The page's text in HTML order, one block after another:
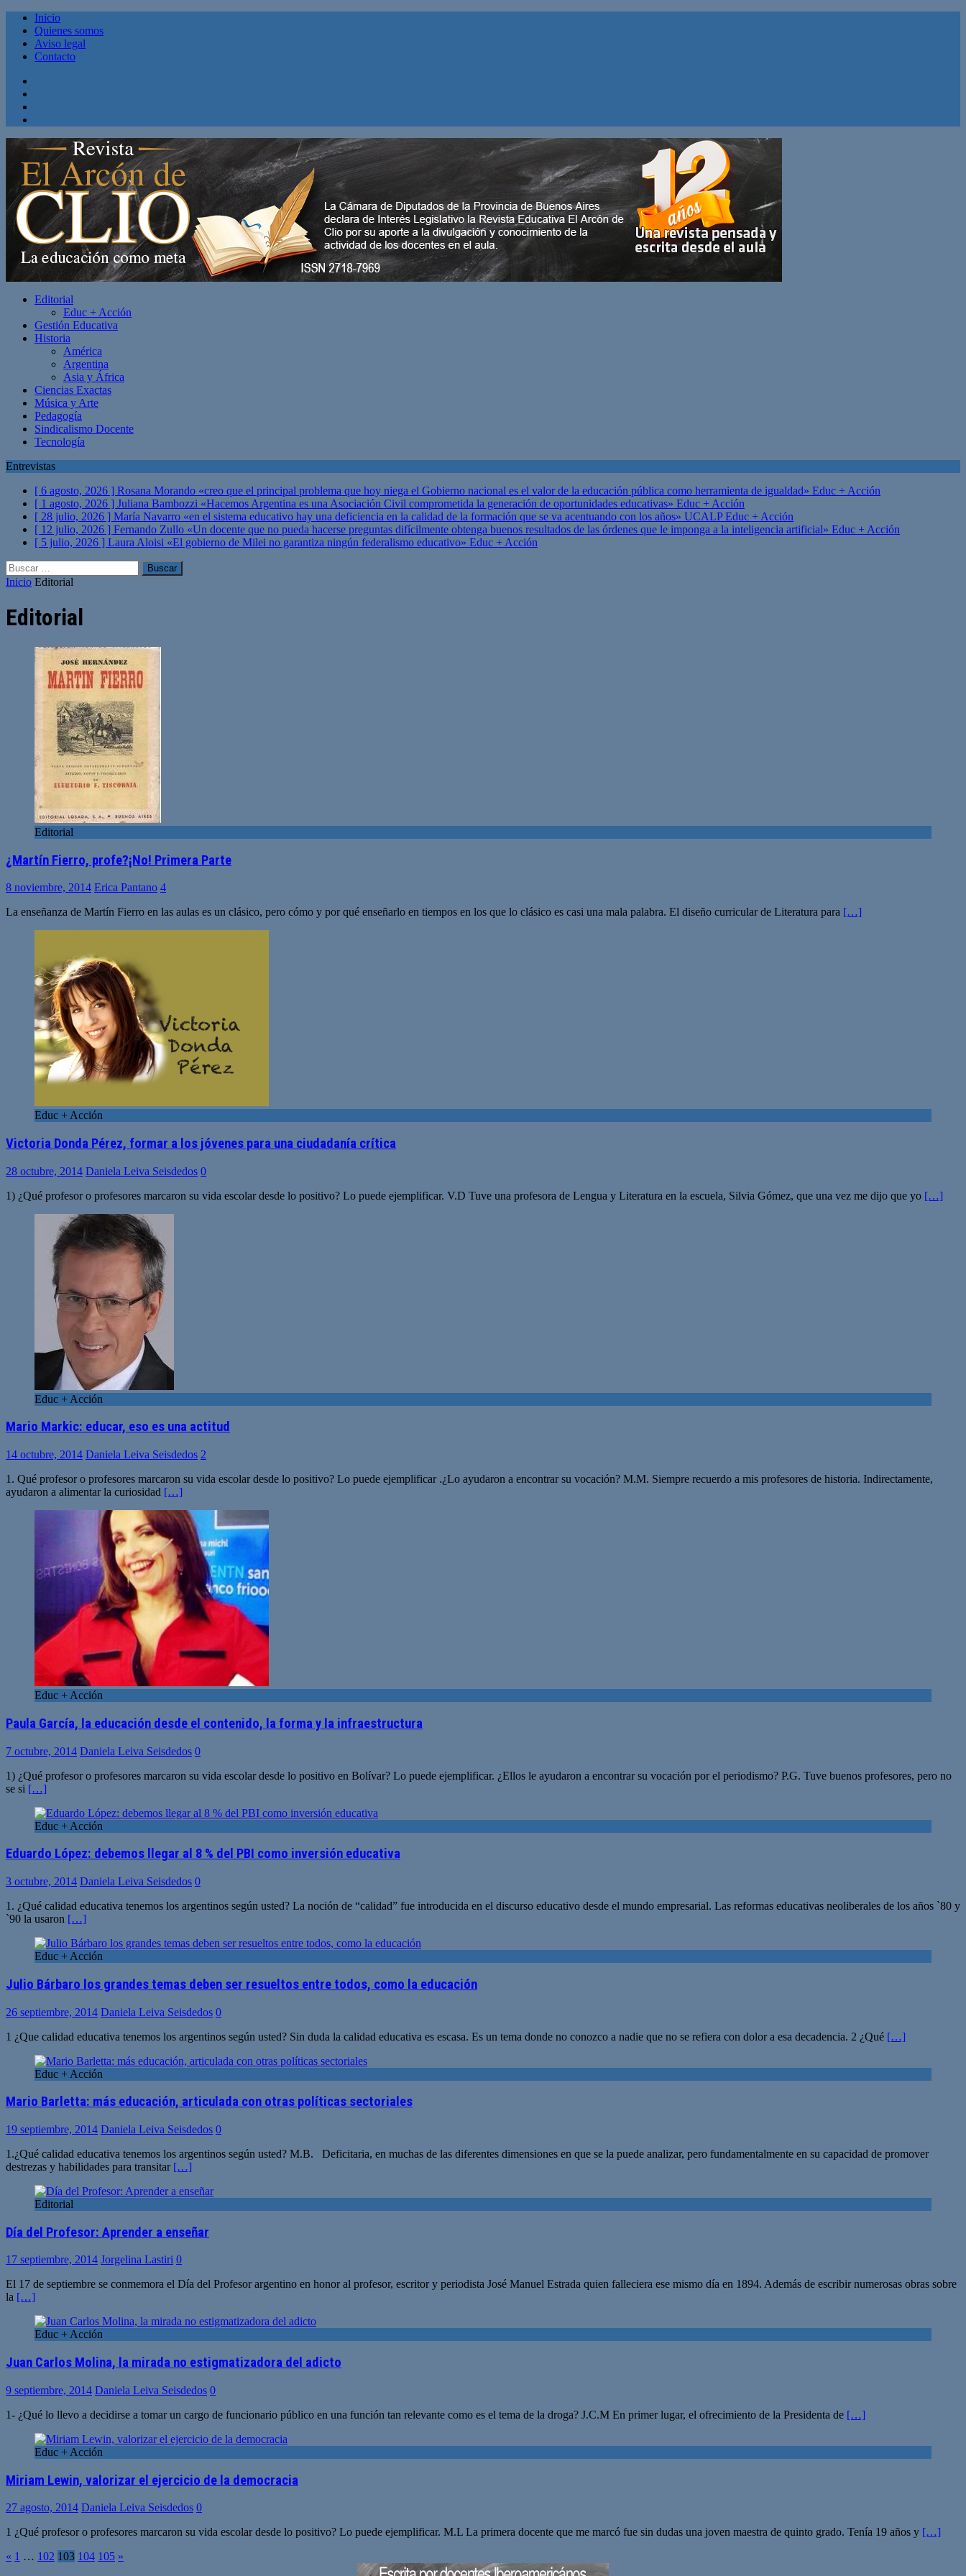
Inicio
Quienes somos
Aviso legal
Contacto
Editorial
Educ + Acción
Gestión Educativa
Historia
América
Argentina
Asia y África
Ciencias Exactas
Música y Arte
Pedagogía
Sindicalismo Docente
Tecnología
Entrevistas
[ 6 agosto, 2026 ] Rosana Morando «creo que el principal problema que hoy niega el Gobierno nacional es el valor de la educación pública como herramienta de igualdad» Educ + Acción
[ 1 agosto, 2026 ] Juliana Bambozzi «Hacemos Argentina es una Asociación Civil comprometida la generación de oportunidades educativas» Educ + Acción
[ 28 julio, 2026 ] María Navarro «en el sistema educativo hay una deficiencia en la calidad de la formación que se va acentuando con los años» UCALPEduc + Acción
[ 12 julio, 2026 ] Fernando Zullo «Un docente que no pueda hacerse preguntas difícilmente obtenga buenos resultados de las órdenes que le imponga a la inteligencia artificial» Educ + Acción
[ 5 julio, 2026 ] Laura Aloisi «El gobierno de Milei no garantiza ningún federalismo educativo» Educ + Acción
Buscar:
Inicio Editorial
Editorial
Editorial
¿Martín Fierro, profe?¡No! Primera Parte
8 noviembre, 2014 Erica Pantano 4
La enseñanza de Martín Fierro en las aulas es un clásico, pero cómo y por qué enseñarlo en tiempos en los que lo clásico es casi una mala palabra. El diseño curricular de Literatura para […]
Educ + Acción
Victoria Donda Pérez, formar a los jóvenes para una ciudadanía crítica
28 octubre, 2014 Daniela Leiva Seisdedos 0
1) ¿Qué profesor o profesores marcaron su vida escolar desde lo positivo? Lo puede ejemplificar. V.D Tuve una profesora de Lengua y Literatura en la escuela, Silvia Gómez, que una vez me dijo que yo […]
Educ + Acción
Mario Markic: educar, eso es una actitud
14 octubre, 2014 Daniela Leiva Seisdedos 2
1. Qué profesor o profesores marcaron su vida escolar desde lo positivo? Lo puede ejemplificar .¿Lo ayudaron a encontrar su vocación? M.M. Siempre recuerdo a mis profesores de historia. Indirectamente,
ayudaron a alimentar la curiosidad […]
Educ + Acción
Paula García, la educación desde el contenido, la forma y la infraestructura
7 octubre, 2014 Daniela Leiva Seisdedos 0
1) ¿Qué profesor o profesores marcaron su vida escolar desde lo positivo en Bolívar? Lo puede ejemplificar. ¿Ellos le ayudaron a encontrar su vocación por el periodismo? P.G. Tuve buenos profesores, pero no
se si […]
Educ + Acción
Eduardo López: debemos llegar al 8 % del PBI como inversión educativa
3 octubre, 2014 Daniela Leiva Seisdedos 0
1. ¿Qué calidad educativa tenemos los argentinos según usted? La noción de “calidad” fue introducida en el discurso educativo desde el mundo empresarial. Las reformas educativas neoliberales de los años `80 y
`90 la usaron […]
Educ + Acción
Julio Bárbaro los grandes temas deben ser resueltos entre todos, como la educación
26 septiembre, 2014 Daniela Leiva Seisdedos 0
1 ¿Que calidad educativa tenemos los argentinos según usted? Sin duda la calidad educativa es escasa. Es un tema donde no conozco a nadie que no se refiera con dolor a esa decadencia. 2 ¿Qué […]
Educ + Acción
Mario Barletta: más educación, articulada con otras políticas sectoriales
19 septiembre, 2014 Daniela Leiva Seisdedos 0
1.¿Qué calidad educativa tenemos los argentinos según usted? M.B. Deficitaria, en muchas de las diferentes dimensiones en que se la puede analizar, pero fundamentalmente en su capacidad de promover
destrezas y habilidades para transitar […]
Editorial
Día del Profesor: Aprender a enseñar
17 septiembre, 2014 Jorgelina Lastiri 0
El 17 de septiembre se conmemora el Día del Profesor argentino en honor al profesor, escritor y periodista José Manuel Estrada quien falleciera ese mismo día en 1894. Además de escribir numerosas obras sobre
la […]
Educ + Acción
Juan Carlos Molina, la mirada no estigmatizadora del adicto
9 septiembre, 2014 Daniela Leiva Seisdedos 0
1- ¿Qué lo llevo a decidirse a tomar un cargo de funcionario público en una función tan relevante como es el tema de la droga? J.C.M En primer lugar, el ofrecimiento de la Presidenta de […]
Educ + Acción
Miriam Lewin, valorizar el ejercicio de la democracia
27 agosto, 2014 Daniela Leiva Seisdedos 0
1 ¿Qué profesor o profesores marcaron su vida escolar desde lo positivo? Lo puede ejemplificar. M.L La primera docente que me marcó fue sin dudas una joven maestra de quinto grado. Tenía 19 años y […]
Paginación
« 1 … 102 103 104 105 »